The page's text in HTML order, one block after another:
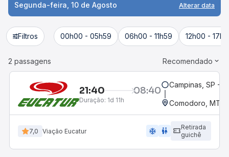
Segunda-feira, 10 de Agosto Alterar data
Filtros 00h00 - 05h59 06h00 - 11h59 12h00 -
2 passagens Recomendado
21:40 08:40
Duração: 1d 11h
Campinas, SP -
Comodoro, MT
7,0 Viação Eucatur ac_unit wc
Retirada
guichê